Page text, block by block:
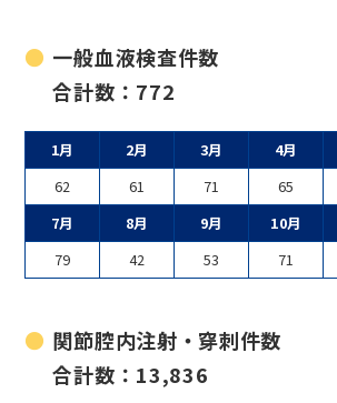
一般血液検査件数
合計数：772
1月 2月 3月 4月
62
61 71 65
7月
8月 9月 10月
79
42 53 71
関節腔内注射・穿刺件数
合計数：13,836